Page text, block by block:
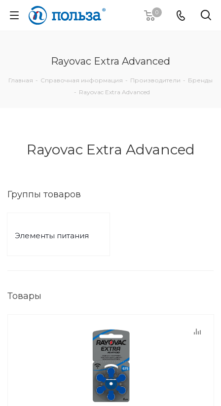
0
Rayovac Extra Advanced
Главная - Справочная информация - Производители - Бренды
- Rayovac Extra Advanced
Rayovac Extra Advanced
Группы товаров
Элементы питания
Товары